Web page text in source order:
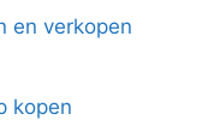
en verkopen
kopen